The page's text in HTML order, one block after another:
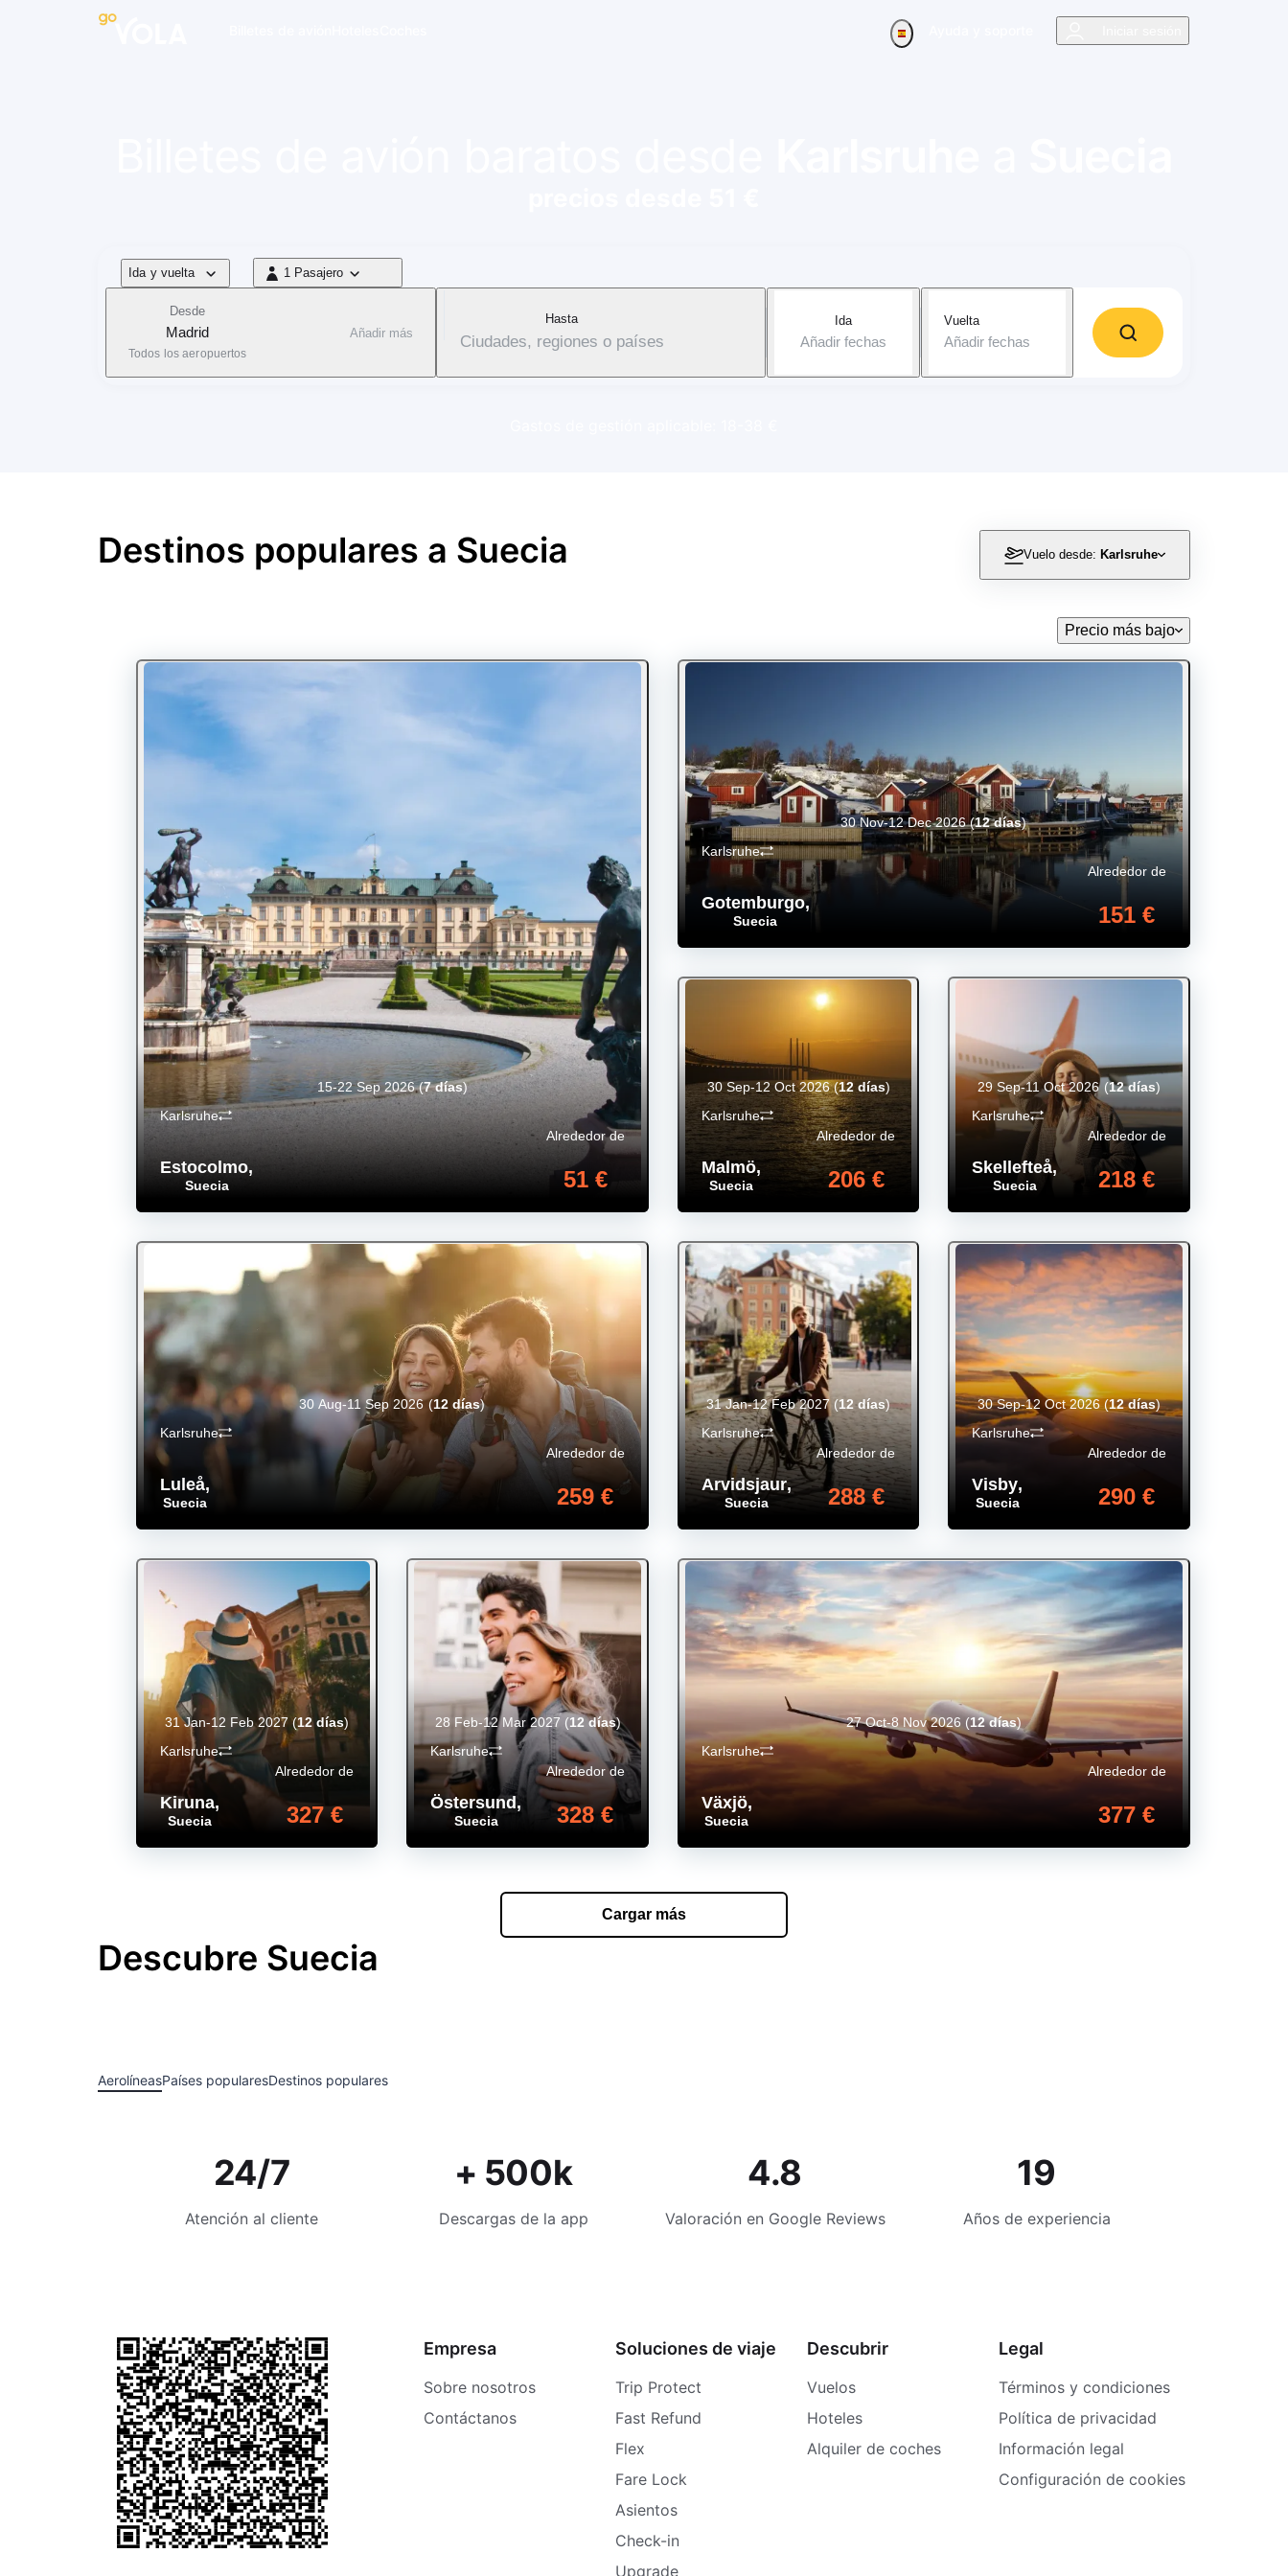
Tipo de vuelo
Ida y vuelta 1 Pasajero
1 Pasajero
Desde
Madrid
Todos los aeropuertos
Añadir más
Hasta
Ciudades, regiones o países
Ida
Añadir fechas
Vuelta
Añadir fechas
Destinos populares a Suecia Vuelo desde: Karlsruhe
Precio más bajo
Estocolmo,
Suecia
Alrededor de
51 €
Karlsruhe
15-22 Sep 2026(7 días)
Gotemburgo,
Suecia
Alrededor de
151 €
Karlsruhe
30 Nov-12 Dec 2026(12 días)
Malmö,
Suecia
Alrededor de
206 €
Karlsruhe
30 Sep-12 Oct 2026(12 días)
Skellefteå,
Suecia
Alrededor de
218 €
Karlsruhe
29 Sep-11 Oct 2026 (12 días)
Luleå,
Suecia
Alrededor de
259 €
Karlsruhe
30 Aug-11 Sep 2026(12 días)
Arvidsjaur,
Suecia
Alrededor de
288 €
Karlsruhe
31 Jan-12 Feb 2027 (12 días)
Visby,
Suecia
Alrededor de
290 €
Karlsruhe
30 Sep-12 Oct 2026(12 días)
Kiruna,
Suecia
Alrededor de
327 €
Karlsruhe
31 Jan-12 Feb 2027(12 días)
Östersund,
Suecia
Alrededor de
328 €
Karlsruhe
28 Feb-12 Mar 2027 (12 días)
Växjö,
Suecia
Alrededor de
377 €
Karlsruhe
27 Oct-8 Nov 2026 (12 días)
Cargar más
Descubre Suecia
AerolíneasPaíses popularesDestinos populares
24/7
Atención al cliente
+ 500k
Descargas de la app
4.8
Valoración en Google Reviews
19
Años de experiencia
Empresa
Sobre nosotros
Contáctanos
Soluciones de viaje
Trip Protect
Fast Refund
Flex
Fare Lock
Asientos
Check-in
Upgrade
Descubrir
Vuelos
Hoteles
Alquiler de coches
Legal
Términos y condiciones
Política de privacidad
Información legal
Configuración de cookies